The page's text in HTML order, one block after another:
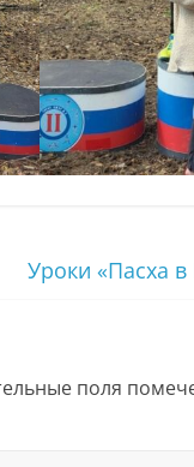
Уроки «Пасха
поля